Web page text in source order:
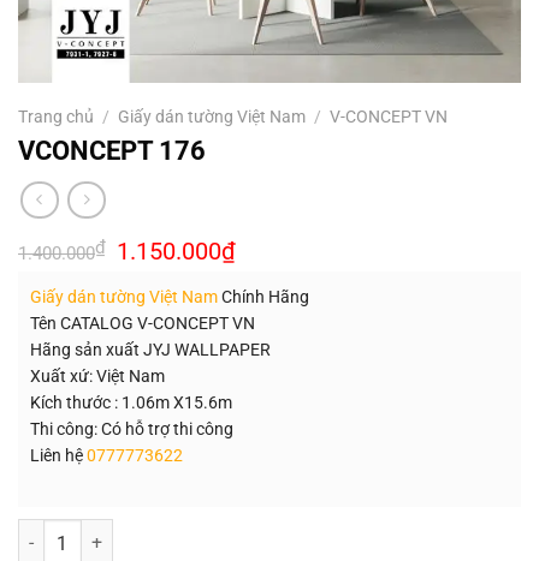
Trang chủ / Giấy dán tường Việt Nam / V-CONCEPT VN
VCONCEPT 176
1.400.000₫ Giá
gốc
1.400.000₫.
1.150.000₫Giá
hiện
là:
1.150.000₫.
Giấy dán tường Việt NamChính Hãng
Tên CATALOG V-CONCEPT VN
Hãng sản xuất JYJ WALLPAPER
Xuất xứ: Việt Nam
Kích thước : 1.06m X15.6m
Thi công: Có hỗ trợ thi công
Liên hệ0777773622
Số lượng